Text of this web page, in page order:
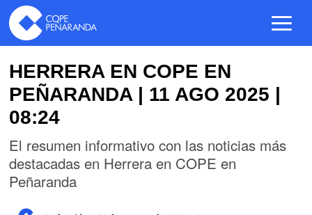
HERRERA EN COPE EN
PEÑARANDA | 11 AGO 2025 |
08:24
El resumen informativo con las noticias más
destacadas en Herrera en COPE en
Peñaranda